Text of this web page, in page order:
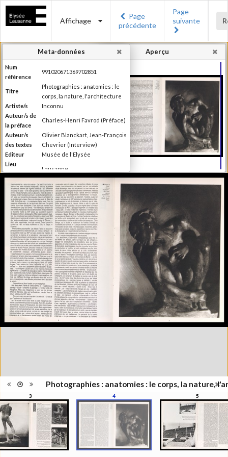
Affichage
Page
précédente
Page
suivante
Photographies : anatomies : le corps, la nature,
3 4 5
Aperçu
Meta-données
Num
référence
991020671369702851
Titre
Photographies : anatomies : le
corps, la nature, l'architecture
Artiste/s
Inconnu
Auteur/s de
la préface
Charles-Henri Favrod (Préface)
Auteur/s
des textes
Olivier Blanckart, Jean-François
Chevrier (Interview)
Editeur
Musée de l'Elysée
Lieu
d'édition
Lausanne
Date
d'édition
1985
Information
édition
Publié à l'occasion de
l'exposition : "Photographies :
anatomies : le corps, la nature,
l'architecture", Musée de
l'Elysée, Lausanne, hiver 1985-
1986
Catégorie
Nu
Type de
reliure
Broché
Information
images
Noir & Blanc
Nombre de
18 pages
Format
27 x 21 cm